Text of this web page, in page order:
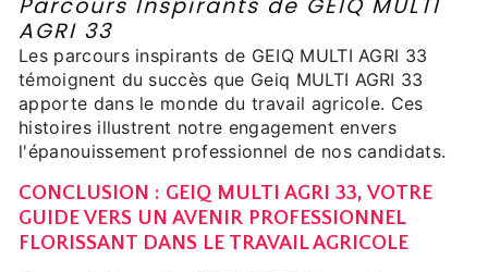
Parcours Inspirants de GEIQ MULTI
AGRI 33
Les parcours inspirants de GEIQ MULTI AGRI 33
témoignent du succès que Geiq MULTI AGRI 33
apporte dans le monde du travail agricole. Ces
histoires illustrent notre engagement envers
l'épanouissement professionnel de nos candidats.
CONCLUSION : GEIQ MULTI AGRI 33, VOTRE
GUIDE VERS UN AVENIR PROFESSIONNEL
FLORISSANT DANS LE TRAVAIL AGRICOLE